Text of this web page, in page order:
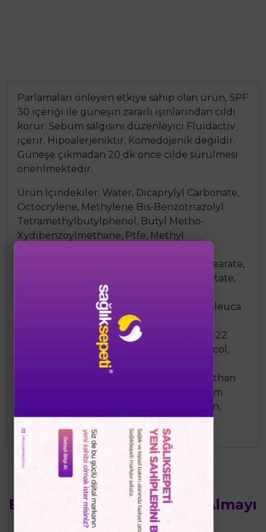
Parlamaları önleyen etkiye sahip olan ürün, SPF
30 içeriği ile güneşin zararlı ışınlarından cildi
korur. Sebum salgısını düzenleyici Fluidactiv
içerir. Hipoalerjeniktir. Komedojenik değildir.
Güneşe çıkmadan 20 dk önce cilde sürülmesi
önerilmektedir.
Ürün İçindekiler: Water, Dicaprylyl Carbonate,
Octocrylene, Methylene Bis-Benzotriazolyl
Tetramethylbutylphenol, Butyl Metho-
Xydibenzoylmethane, Ptfe, Methyl
Methacrylate Crosspolymer, C20-22 Alkyl
Phosphate, Glyceryl Stearate, Peg-100 Stearate,
Silica, Tridecyl Salicylate, Tocopheryl Acetate,
Ectoin, Mannitol, Xylitol, Rhamnose,
Fructooligosaccharides, Laminaria Ochroleuca
Extract, Glycolic Acid, Ginkgo Biloba Leaf
Extract , Citric Acid, Dodecyl Gallate, C20-22
Alcohols, Decyl Glucoside, Propylene Glycol,
Hydroxyethyl Acrylate/Sodium
Acryloyldimethyltaurate Copolymer, Xanthan
Gum, Caprylic/Capric Triglyceride, Sodium
Hydroxide, Disodium Edta, Chlorphenesin,
Phenoxyethanol, Fragrance.
Bu Ürünün Yanında Satın Almayı
Düşünebilirsiniz